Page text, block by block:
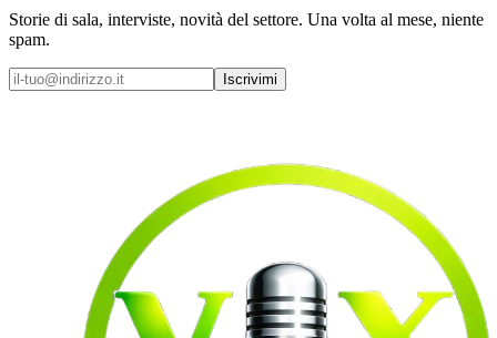
Storie di sala, interviste, novità del settore. Una volta al mese, niente
spam.
Iscrivimi